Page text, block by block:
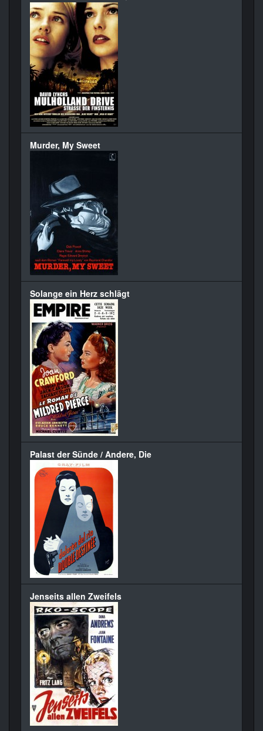
Murder, My Sweet
Solange ein Herz schlägt
Palast der Sünde / Andere, Die
Jenseits allen Zweifels